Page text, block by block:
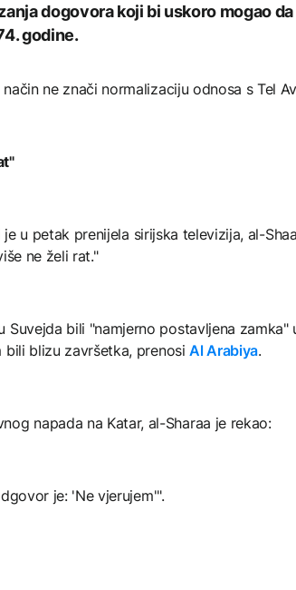
dogovora koji bi uskoro mogao
godine.
ne znači normalizaciju odnosa s Tel
u petak prenijela sirijska televizija, al-
ne želi rat."
Suvejda bili "namjerno postavljena zamka"
bili blizu završetka, prenosiAl Arabiya.
napada na Katar, al-Sharaa je rekao:
je: 'Ne vjerujem'".